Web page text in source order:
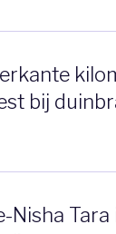
bij
Nisha Tara